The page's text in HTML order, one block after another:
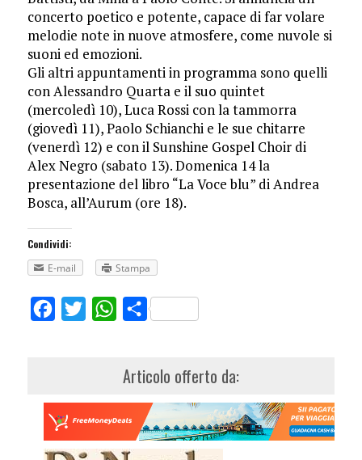
concerto poetico e potente, capace di far volare
melodie note in nuove atmosfere, come nuvole si
suoni ed emozioni.
Gli altri appuntamenti in programma sono quelli
con Alessandro Quarta e il suo quintet
(mercoledì 10), Luca Rossi con la tammorra
(giovedì 11), Paolo Schianchi e le sue chitarre
(venerdì 12) e con il Sunshine Gospel Choir di
Alex Negro (sabato 13). Domenica 14 la
presentazione del libro “La Voce blu” di Andrea
Bosca, all’Aurum (ore 18).
Condividi:
E-mail
Stampa
FacebookTwitterWhatsApp
Share
Articolo offerto da: